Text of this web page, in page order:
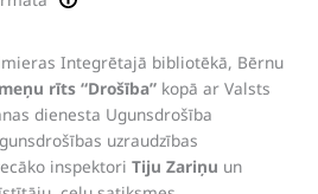
Integrētajā bibliotēkā, Bērnu
rīts “Drošība” kopā ar Valsts
dienesta Ugunsdrošība
uzraudzības
inspektori Tiju Zariņu un